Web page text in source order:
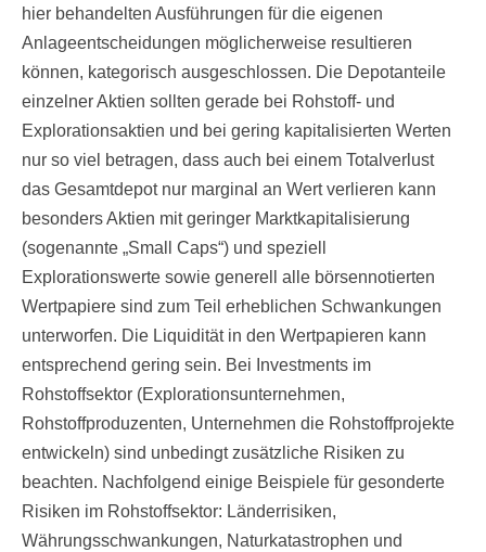
hier behandelten Ausführungen für die eigenen
Anlageentscheidungen möglicherweise resultieren
können, kategorisch ausgeschlossen. Die Depotanteile
einzelner Aktien sollten gerade bei Rohstoff- und
Explorationsaktien und bei gering kapitalisierten Werten
nur so viel betragen, dass auch bei einem Totalverlust
das Gesamtdepot nur marginal an Wert verlieren kann
besonders Aktien mit geringer Marktkapitalisierung
(sogenannte „Small Caps“) und speziell
Explorationswerte sowie generell alle börsennotierten
Wertpapiere sind zum Teil erheblichen Schwankungen
unterworfen. Die Liquidität in den Wertpapieren kann
entsprechend gering sein. Bei Investments im
Rohstoffsektor (Explorationsunternehmen,
Rohstoffproduzenten, Unternehmen die Rohstoffprojekte
entwickeln) sind unbedingt zusätzliche Risiken zu
beachten. Nachfolgend einige Beispiele für gesonderte
Risiken im Rohstoffsektor: Länderrisiken,
Währungsschwankungen, Naturkatastrophen und